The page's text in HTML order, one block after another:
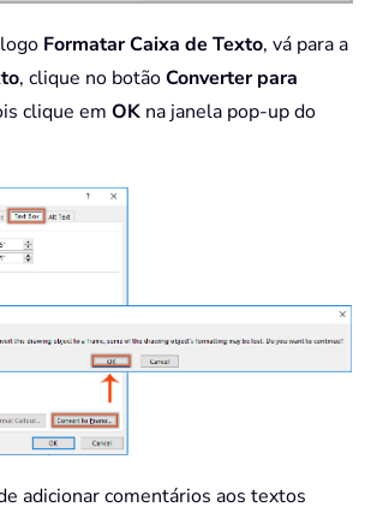
Formatar Caixa de Texto, vá para a
, clique no botãoConverter para
clique em OK na janela pop-up do
adicionar comentários aos textos